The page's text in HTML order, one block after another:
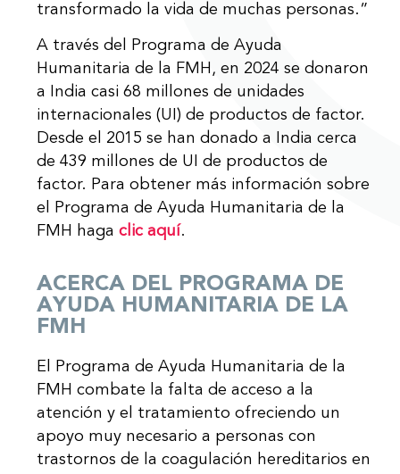
transformado la vida de muchas personas.”
A través del Programa de Ayuda
Humanitaria de la FMH, en 2024 se donaron
a India casi 68 millones de unidades
internacionales (UI) de productos de factor.
Desde el 2015 se han donado a India cerca
de 439 millones de UI de productos de
factor. Para obtener más información sobre
el Programa de Ayuda Humanitaria de la
FMH hagaclic aquí.
ACERCA DEL PROGRAMA DE
AYUDA HUMANITARIA DE LA
FMH
El Programa de Ayuda Humanitaria de la
FMH combate la falta de acceso a la
atención y el tratamiento ofreciendo un
apoyo muy necesario a personas con
trastornos de la coagulación hereditarios en